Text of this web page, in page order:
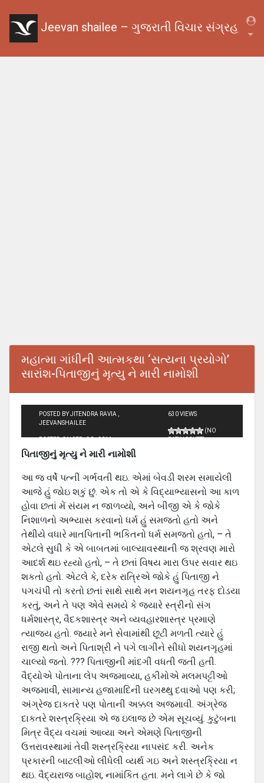
Jeevan shailee – ગુજરાતી વિચાર સંગ્રહ
મહાત્મા ગાંધીની આત્મકથા ‘સત્યના પ્રયોગો’
સારાંશ-પિતાજીનું મૃત્‍યુ ને મારી નામોશી
POSTED BY JITENDRA RAVIA ,
JEEVANSHAILEE
POSTED ON SEP - 30 - 2011
630 VIEWS
(NO
RATINGS YET)
પિતાજીનું મૃત્‍યુ ને મારી નામોશી
આ જ વર્ષે પત્‍ની ગર્ભવતી થઇ. એમાં બેવડી શરમ સમાયેલી
આજે હું જોઇ શકું છું. એક તો એ કે વિદ્યાભ્યાસનો આ કાળ
હોવા છતાં મેં સંયમ ન જાળવ્‍યો, અને બીજી એ કે જોકે
નિશાળનો અભ્‍યાસ કરવાનો ધર્મ હું સમજતો હતો અને
તેથીયે વધારે માતપિતાની ભકિતનો ધર્મ સમજતો હતો, – તે
એટલે સુધી કે એ બાબતમાં બાલ્યાવસ્‍થાની જ શ્રવણ મારો
આદર્શ થઇ રહ્યો હતો, – તે છતાં વિષય મારા ઉપર સવાર થઇ
શકતો હતો. એટલે કે, દરેક રાત્રિએ જોકે હું પિતાજી ને
પગચંપી તો કરતો છતાં સાથે સાથે મન શયનગૃહ તરફ દોડયા
કરતું, અને તે પણ એવે સમયે કે જયારે સ્‍ત્રીનો સંગ
ધર્મશાસ્‍ત્ર, વૈદકશાસ્‍ત્ર અને વ્‍યવહારશાસ્‍ત્ર પ્રમાણે
ત્‍યાજય હતો. જયારે મને સેવામાંથી છૂટી મળતી ત્‍યારે હું
રાજી થતો અને પિતાશ્રી ને પગે લાગીને સીધો શયનગૃહમાં
ચાલ્‍યો જતો. ??? પિતાજીની માંદગી વધતી જતી હતી.
વૈદ્યોએ પોતાના લેપ અજમાવ્‍યા, હકીમોએ મલમપટ્ટીઓ
અજમાવી, સામાન્‍ય હજામાદિની ઘરગથ્‍થુ દવાઓ પણ કરી;
અંગ્રેજ દાકતરે પણ પોતાની અક્કલ અજમાવી. અંગ્રેજ
દાકતરે શસ્‍ત્રક્રિયા એ જ ઇલાજ છે એમ સૂચવ્‍યું. કુટુંબના
મિત્ર વૈદ્ય વચમાં આવ્‍યા અને એમણે પિતાજીની
ઉત્તરાવસ્‍થામાં તેવી શસ્‍ત્રક્રિયા નાપસંદ કરી. અનેક
પ્રકારની બાટલીઓ લીધેલી વ્‍યર્થ ગઇ અને શસ્‍ત્રક્રિયા ન
થઇ. વૈદ્યરાજ બાહોશ, નામાંકિત હતા. મને લાગે છે કે જો